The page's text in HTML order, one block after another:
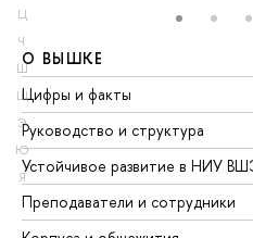
Ц
Ч
Ш
Щ
Э
Ю
Я
О ВЫШКЕ
Цифры и факты
Руководство и структура
Устойчивое развитие в НИУ
Преподаватели и сотрудники